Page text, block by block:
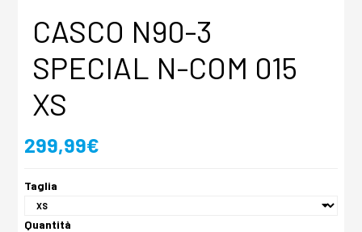
CASCO N90-3
SPECIAL N-COM 015
XS
299,99€
Taglia
Quantità